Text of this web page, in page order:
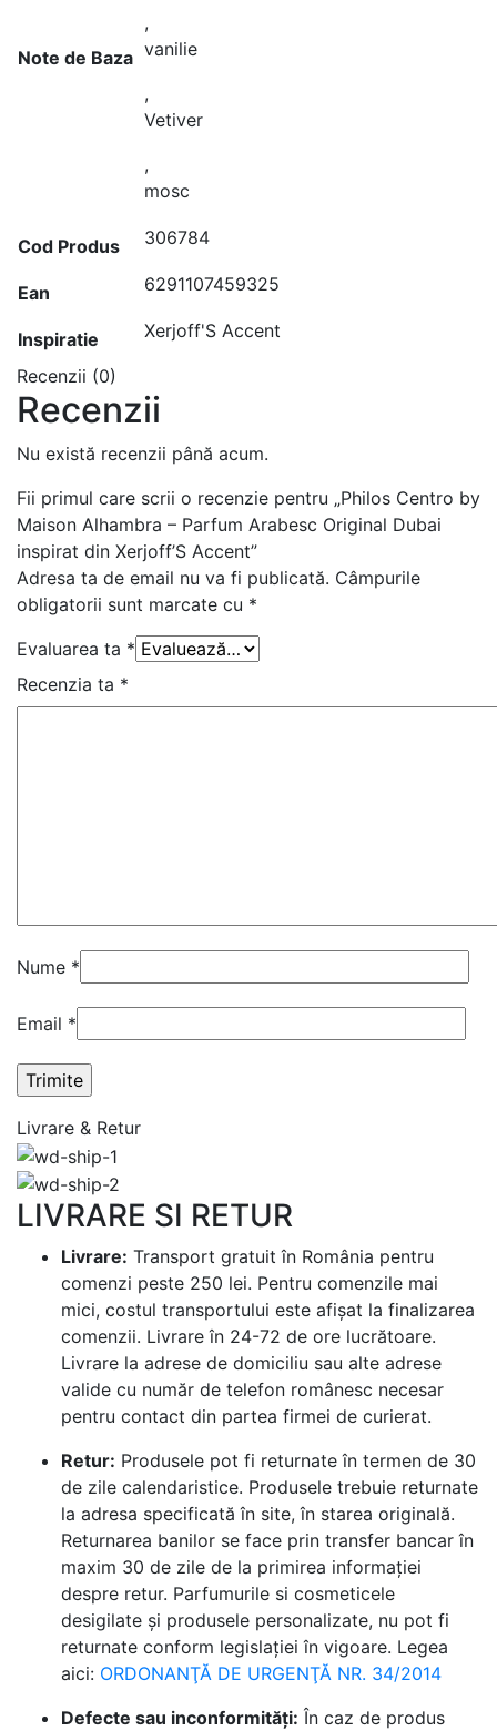
Note de Baza
,
vanilie
,
Vetiver
,
mosc
Cod Produs 306784
Ean 6291107459325
Inspiratie Xerjoff'S Accent
Recenzii (0)
Recenzii
Nu există recenzii până acum.
Fii primul care scrii o recenzie pentru „Philos Centro by
Maison Alhambra – Parfum Arabesc Original Dubai
inspirat din Xerjoff’S Accent”
Adresa ta de email nu va fi publicată. Câmpurile
obligatorii sunt marcate cu *
Evaluarea ta *
Recenzia ta *
Nume *
Email *
Livrare & Retur
LIVRARE SI RETUR
Livrare: Transport gratuit în România pentru
comenzi peste 250 lei. Pentru comenzile mai
mici, costul transportului este afișat la finalizarea
comenzii. Livrare în 24-72 de ore lucrătoare.
Livrare la adrese de domiciliu sau alte adrese
valide cu număr de telefon românesc necesar
pentru contact din partea firmei de curierat.
Retur: Produsele pot fi returnate în termen de 30
de zile calendaristice. Produsele trebuie returnate
la adresa specificată în site, în starea originală.
Returnarea banilor se face prin transfer bancar în
maxim 30 de zile de la primirea informației
despre retur. Parfumurile si cosmeticele
desigilate și produsele personalizate, nu pot fi
returnate conform legislației în vigoare. Legea
aici: ORDONANŢĂ DE URGENŢĂ NR. 34/2014
Defecte sau inconformități: În caz de produs